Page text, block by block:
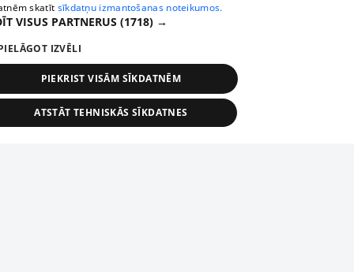
skatīt sīkdatņu izmantošanas noteikumos.
VISUS PARTNERUS (1718) →
IZVĒLI
PIEKRIST VISĀM SĪKDATNĒM
ATSTĀT TEHNISKĀS SĪKDATNES